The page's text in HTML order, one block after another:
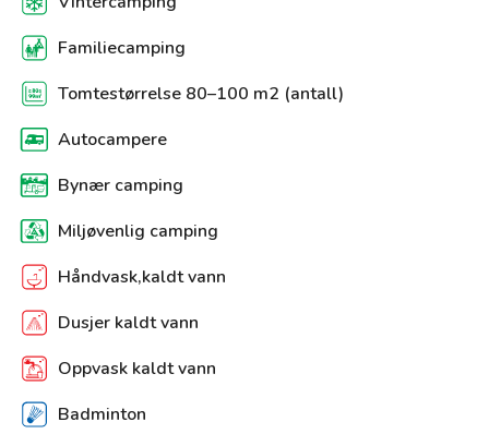
Familiecamping
Tomtestørrelse 80–100 m2 (antall)
Autocampere
Bynær camping
Miljøvenlig camping
Håndvask,kaldt vann
Dusjer kaldt vann
Oppvask kaldt vann
Badminton